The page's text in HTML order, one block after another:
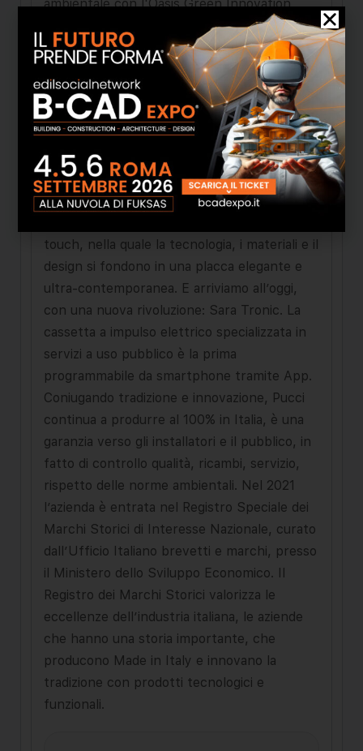
ambientale con l'Oasis Green Innovation
Award, in riferimento alla cassetta Pucci Eco
Matic, per il contributo innovativo in termini
di sostenibilità ambientale e per il
perseguimento della responsabilità sociale
nello svolgimento dell'attività produttiva.
Tutti gli anni duemila sono segnati
dall'evoluzione delle placche, sia sotto il
profilo tecnologico che estetico. Prima le
placche diventano ultra-sottili, solo 4,7 mm,
touch, nella quale la tecnologia, i materiali e il
design si fondono in una placca elegante e
ultra-contemporanea. E arriviamo all’oggi,
con una nuova rivoluzione: Sara Tronic. La
cassetta a impulso elettrico specializzata in
servizi a uso pubblico è la prima
programmabile da smartphone tramite App.
Coniugando tradizione e innovazione, Pucci
continua a produrre al 100% in Italia, è una
garanzia verso gli installatori e il pubblico, in
fatto di controllo qualità, ricambi, servizio,
rispetto delle norme ambientali. Nel 2021
l’azienda è entrata nel Registro Speciale dei
Marchi Storici di Interesse Nazionale, curato
dall’Ufficio Italiano brevetti e marchi, presso
il Ministero dello Sviluppo Economico. Il
Registro dei Marchi Storici valorizza le
eccellenze dell’industria italiana, le aziende
che hanno una storia importante, che
producono Made in Italy e innovano la
tradizione con prodotti tecnologici e
funzionali.